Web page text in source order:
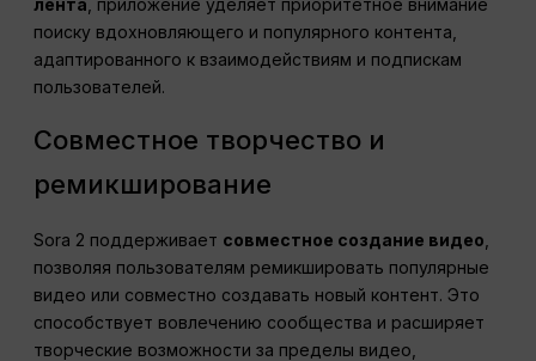
лента , приложение уделяет приоритетное внимание
поиску вдохновляющего и популярного контента,
адаптированного к взаимодействиям и подпискам
пользователей.
Совместное творчество и
ремикширование
Sora 2 поддерживает совместное создание видео
позволяя пользователям ремикшировать популярные
видео или совместно создавать новый контент. Это
способствует вовлечению сообщества и расширяет
творческие возможности за пределы видео,